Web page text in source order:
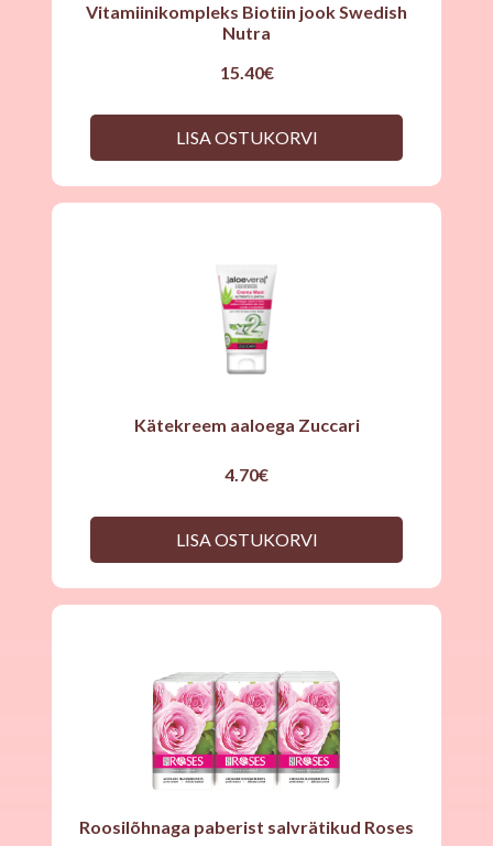
Vitamiinikompleks Biotiin jook Swedish
Nutra
15.40€
LISA OSTUKORVI
Kätekreem aaloega Zuccari
4.70€
LISA OSTUKORVI
Roosilõhnaga paberist salvrätikud Roses